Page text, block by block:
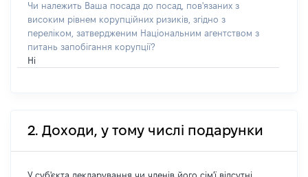
Чи належить Ваша посада до посад, пов'язаних з
високим рівнем корупційних ризиків, згідно з
переліком, затвердженим Національним агентством з
питань запобігання корупції?
Ні
2. Доходи, у тому числі подарунки
У суб'єкта декларування чи членів його сім'ї відсутні